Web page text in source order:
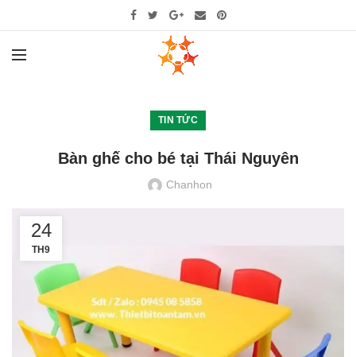
TIN TỨC
Bàn ghế cho bé tại Thái Nguyên
Chanhon
24
TH9